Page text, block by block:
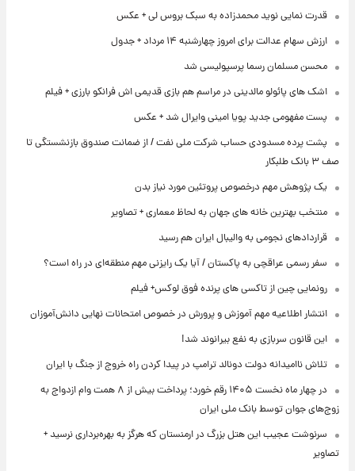
قدرت نمایی نوید محمدزاده به سبک بروس لی + عکس
ارزش سهام عدالت برای امروز چهارشنبه ۱۴ مرداد + جدول
محسن مسلمان رسما پرسپولیسی شد
اشک های پائولو مالدینی در مراسم هم بازی قدیمی اش فرانکو بارزی + فیلم
پست مفهومی جدید پویا امینی وایرال شد + عکس
پشت پرده‌ مسدودی حساب شرکت ملی نفت / از ضمانت صندوق بازنشستگی تا
صف ۳ بانک طلبکار
یک پژوهش مهم درخصوص پروتئین مورد نیاز بدن
منتخب بهترین خانه های جهان به لحاظ معماری + تصاویر
قراردادهای نجومی به والیبال ایران هم رسید
سفر رسمی عراقچی به پاکستان / آیا یک رایزنی مهم منطقه‌ای در راه است؟
رونمایی چین از تاکسی های پرنده فوق لوکس+ فیلم
انتشار اطلاعیه مهم آموزش و پرورش در خصوص امتحانات نهایی دانش‌آموزان
این قانون سربازی به نفع بیرانوند شد!
تلاش ناامیدانه‌ دولت دونالد ترامپ در پیدا کردن راه خروج از جنگ با ایران
در چهار ماه نخست ۱۴۰۵ رقم خورد؛ پرداخت بیش از ۸ همت وام ازدواج به
زوج‌های جوان توسط بانک ملی ایران
سرنوشت عجیب این هتل بزرگ در ارمنستان که هرگز به بهره‌برداری نرسید +
تصاویر